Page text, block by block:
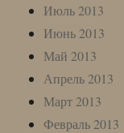
Июль 2013
Июнь 2013
Май 2013
Апрель 2013
Март 2013
Февраль 2013